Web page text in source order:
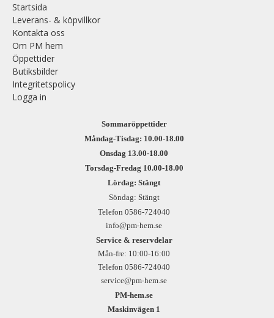
Startsida
Leverans- & köpvillkor
Kontakta oss
Om PM hem
Öppettider
Butiksbilder
Integritetspolicy
Logga in
Sommaröppettider
Måndag-Tisdag: 10.00-18.00
Onsdag 13.00-18.00
Torsdag-Fredag 10.00-18.00
Lördag: Stängt
Söndag: Stängt
Telefon 0586-724040
info@pm-hem.se
Service & reservdelar
Mån-fre: 10:00-16:00
Telefon 0586-724040
service@pm-hem.se
PM-hem.se
Maskinvägen 1